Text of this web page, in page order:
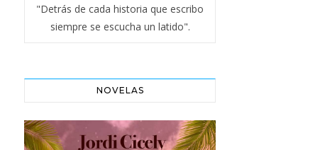
"Detrás de cada historia que escribo
siempre se escucha un latido".
NOVELAS